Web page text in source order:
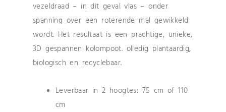
vezeldraad – in dit geval vlas – onder
spanning over een roterende mal gewikkeld
wordt. Het resultaat is een prachtige, unieke,
3D gespannen kolompoot. olledig plantaardig,
biologisch en recyclebaar.
Leverbaar in 2 hoogtes: 75 cm of 110
cm